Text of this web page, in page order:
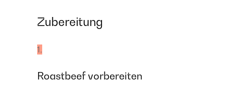
Zubereitung
1.
Roastbeef vorbereiten